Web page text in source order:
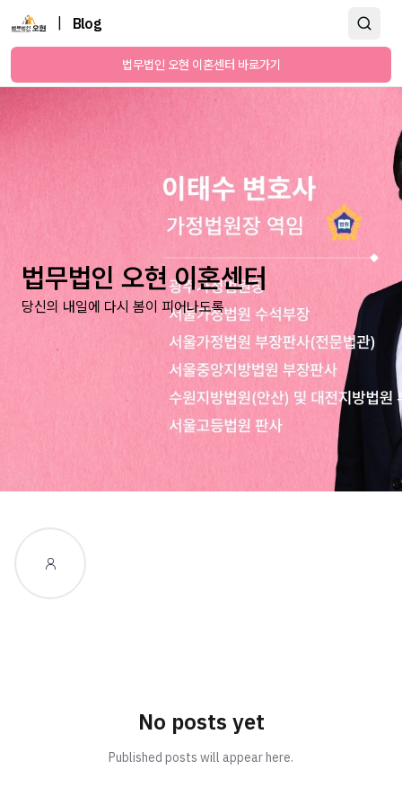
Blog
법무법인 오현 이혼센터 바로가기
법무법인 오현 이혼센터
당신의 내일에 다시 봄이 피어나도록
No posts yet
Published posts will appear here.